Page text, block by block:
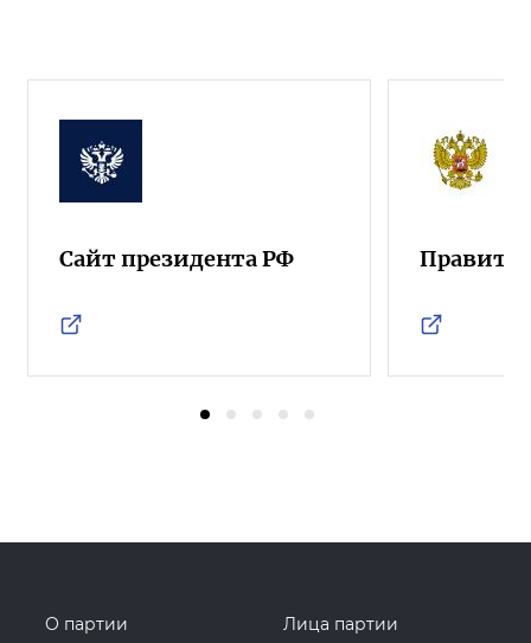
Сайт президента РФ
О партии Лица партии